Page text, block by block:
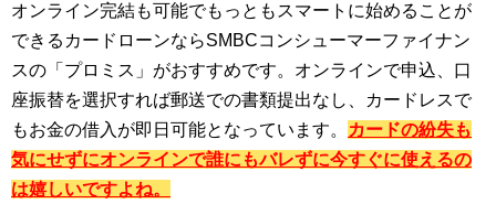
オンライン完結も可能でもっともスマートに始めることが
できるカードローンならSMBCコンシューマーファイナン
スの「プロミス」がおすすめです。オンラインで申込、口
座振替を選択すれば郵送での書類提出なし、カードレスで
もお金の借入が即日可能となっています。
カードの紛失も
気にせずにオンラインで誰にもバレずに今すぐに使えるの
は嬉しいですよね。